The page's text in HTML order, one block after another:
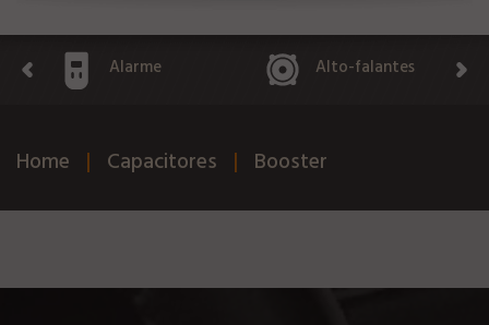
Alarme Alto-falantes
Home Capacitores Booster